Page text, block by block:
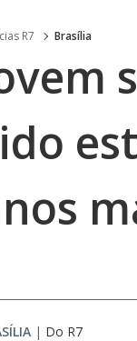
R7 Brasília
| Do R7